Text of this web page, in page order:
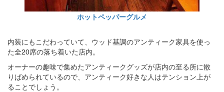
ホットペッパーグルメ
内装にもこだわっていて、ウッド基調のアンティーク家具を使っ
た全20席の落ち着いた店内。
オーナーの趣味で集めたアンティークグッズが店内の至る所に散
りばめられているので、アンティーク好きな人はテンション上が
ることでしょう。